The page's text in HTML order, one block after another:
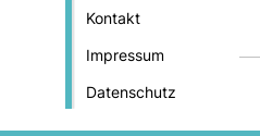
Kontakt
Impressum
Datenschutz